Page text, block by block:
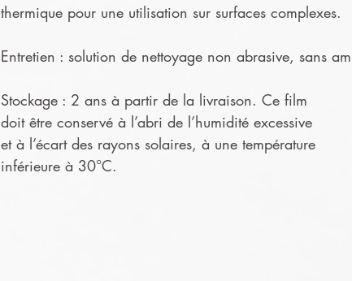
thermique pour une utilisation sur surfaces complexes.
Entretien : solution de nettoyage non abrasive, sans
Stockage : 2 ans à partir de la livraison. Ce film
doit être conservé à l’abri de l’humidité excessive
et à l’écart des rayons solaires, à une température
inférieure à 30°C.